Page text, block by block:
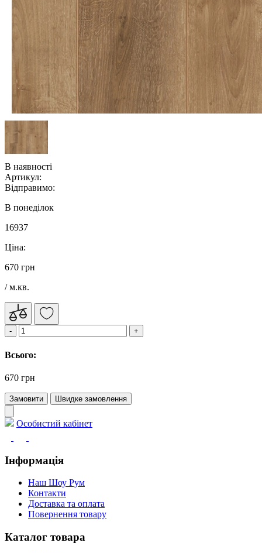
В наявності
Артикул:
Відправимо:
В понеділок
16937
Ціна:
670 грн
/ м.кв.
Всього:
670 грн
Замовити Швидке замовлення
Особистий кабінет
Інформація
Наш Шоу Рум
Контакти
Доставка та оплата
Повернення товару
Каталог товара